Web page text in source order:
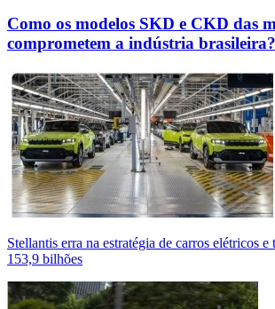
Como os modelos SKD e CKD das
comprometem a indústria brasileira?
Stellantis erra na estratégia de carros elétricos
153,9 bilhões